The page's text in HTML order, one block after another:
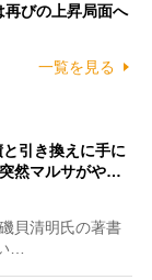
再びの上昇局面へ
一覧を見る
引き換えに手に
然マルサがや…
貝清明氏の著書
…